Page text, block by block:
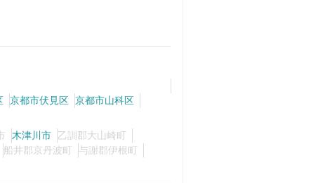
京都市伏見区 京都市山科区
木津川市
乙訓郡大山崎町
船井郡京丹波町
与謝郡伊根町